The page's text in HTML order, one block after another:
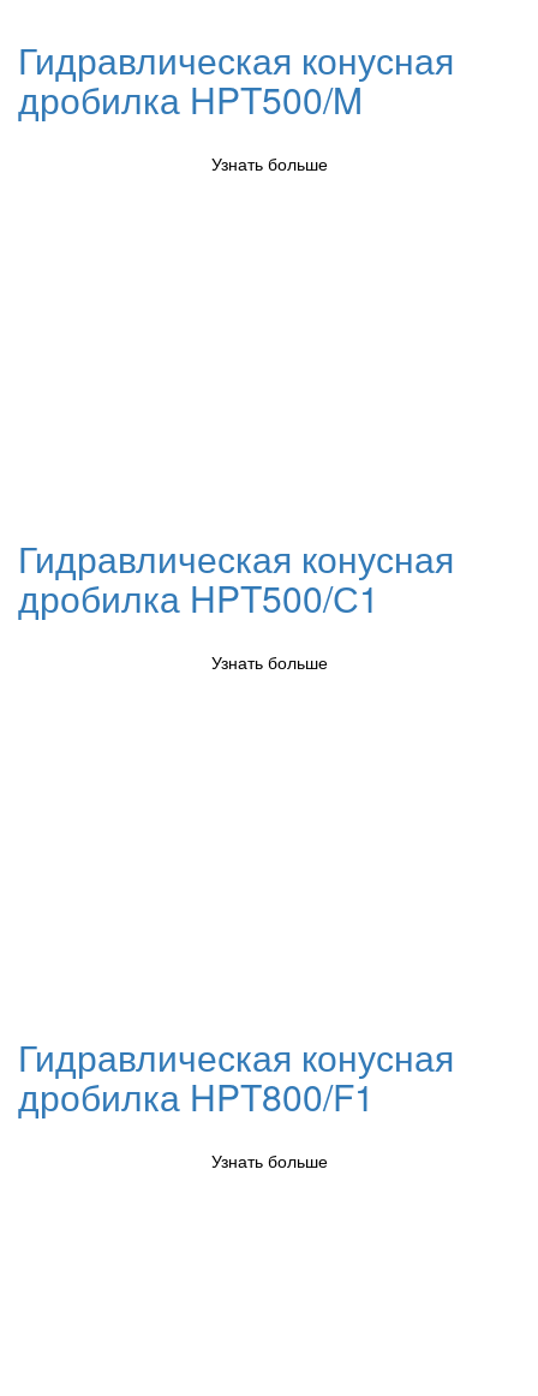
Гидравлическая конусная
дробилка HPT500/M
Узнать больше
Гидравлическая конусная
дробилка HPT500/С1
Узнать больше
Гидравлическая конусная
дробилка HPT800/F1
Узнать больше